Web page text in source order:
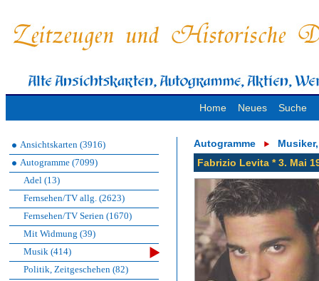
Home Neues Suche
Ansichtskarten (3916)
Autogramme (7099)
Adel (13)
Fernsehen/TV allg. (2623)
Fernsehen/TV Serien (1670)
Mit Widmung (39)
Musik (414)
Politik, Zeitgeschehen (82)
Autogramme
Fabrizio Levita * 3. Mai